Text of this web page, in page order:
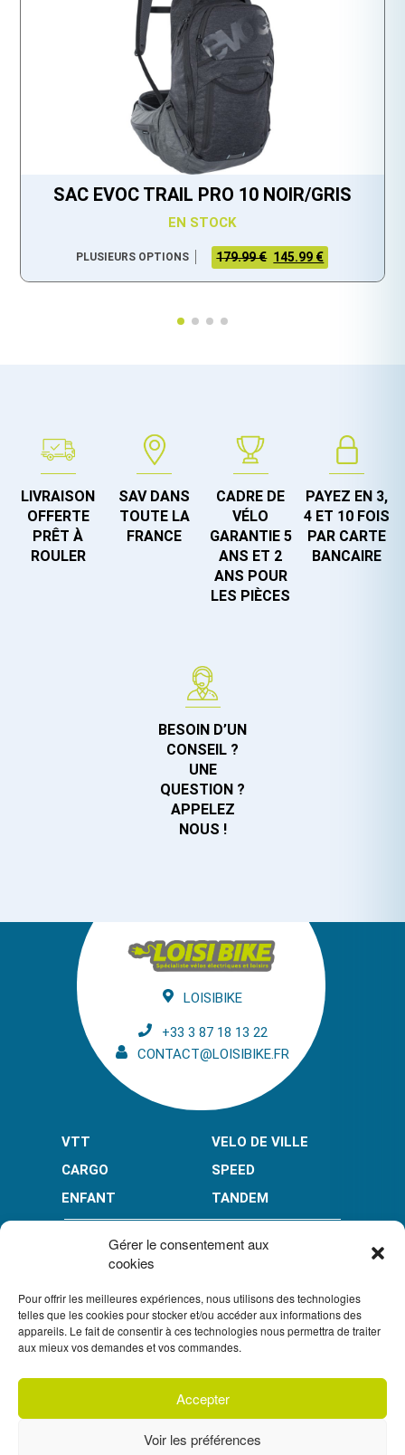
Gérer le consentement aux
cookies
Pour offrir les meilleures expériences, nous utilisons des technologies
telles que les cookies pour stocker et/ou accéder aux informations des
appareils. Le fait de consentir à ces technologies nous permettra de traiter
aux mieux vos demandes et vos commandes.
Accepter
Voir les préférences
SAC EVOC TRAIL PRO 10 NOIR/GRIS
EN STOCK
PLUSIEURS OPTIONS 179.99 € 145.99 €
LIVRAISON
OFFERTE
PRÊT À
ROULER
SAV DANS
TOUTE LA
FRANCE
CADRE DE
VÉLO
GARANTIE 5
ANS ET 2
ANS POUR
LES PIÈCES
PAYEZ EN 3,
4 ET 10 FOIS
PAR CARTE
BANCAIRE
BESOIN D’UN
CONSEIL ?
UNE
QUESTION ?
APPELEZ
NOUS !
notre newsletter
LOISIBIKE
+33 3 87 18 13 22
CONTACT@LOISIBIKE.FR
VTT
VELO DE VILLE
CARGO
SPEED
ENFANT
TANDEM
PAIEMENT EN PLUSIEURS FOIS* :
LIMITÉ À 3000 € POUR LE 10X. LIMITÉ À 6000 € POUR LE 3X ET 4X.
CONDITION GÉNÉRALES DE VENTE
POLITIQUE DE CONFIDENTIALITÉ
SOUS RÉSERVE D’ACCEPTATION PAR FLOA. VOUS